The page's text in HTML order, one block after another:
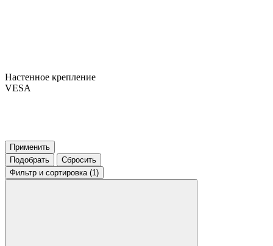
Настенное крепление
VESA
Применить
Подобрать
Сбросить
Фильтр и сортировка (1)